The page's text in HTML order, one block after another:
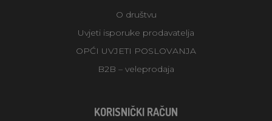
O društvu
Uvjeti isporuke prodavatelja
OPĆI UVJETI POSLOVANJA
B2B – veleprodaja
KORISNIČKI RAČUN